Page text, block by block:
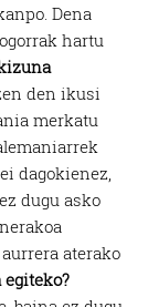
Dena
hartu
den ikusi
merkatu
dagokienez,
dugu asko
aterako